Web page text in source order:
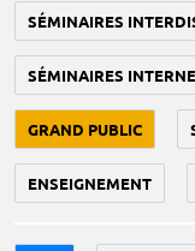
SÉMINAIRES
SÉMINAIRES
GRAND PUBLIC
ENSEIGNEMENT